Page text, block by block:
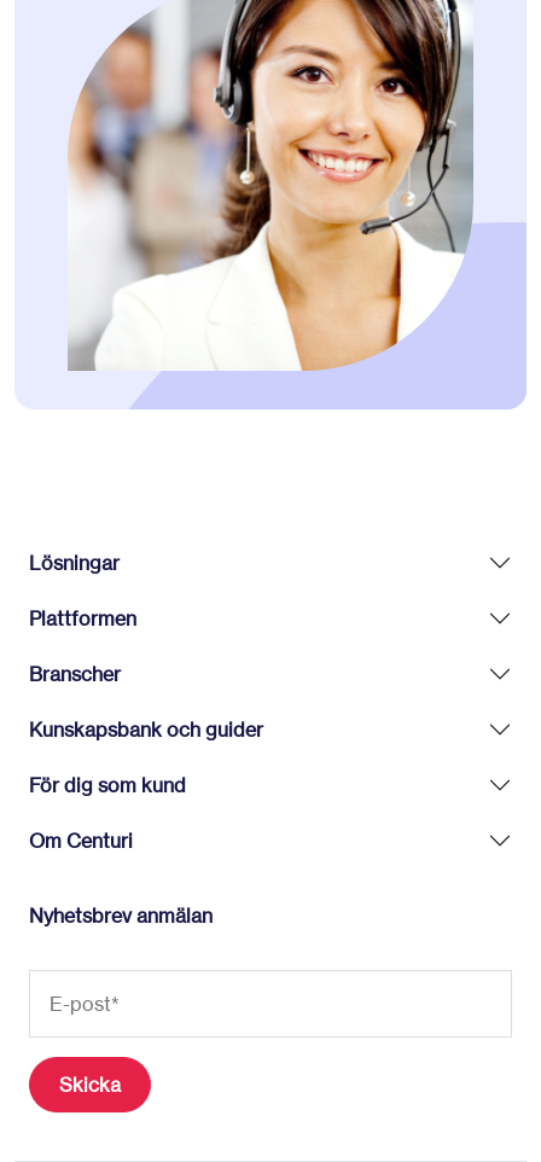
Lösningar
Plattformen
Branscher
Kunskapsbank och guider
För dig som kund
Om Centuri
Nyhetsbrev anmälan